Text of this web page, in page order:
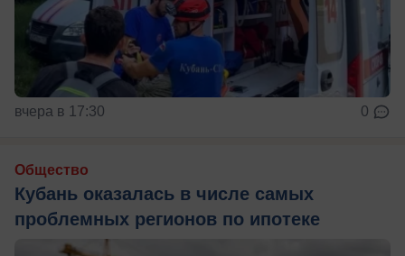
вчера в 17:30 0
Общество
Кубань оказалась в числе самых
проблемных регионов по ипотеке